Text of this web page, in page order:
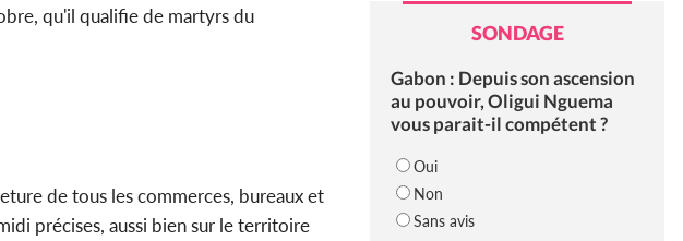
qu'il qualifie de martyrs du
de tous les commerces, bureaux et
précises, aussi bien sur le territoire
SONDAGE
Gabon : Depuis son ascension
au pouvoir, Oligui Nguema
vous parait-il compétent ?
Oui
Non
Sans avis